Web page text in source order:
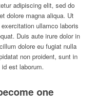
adipiscing elit, sed do
dolore magna aliqua. Ut
ullamco laboris
Duis aute irure dolor in
dolore eu fugiat nulla
non proident, sunt in
est laborum.
one